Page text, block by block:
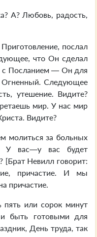
А? Любовь, радость,
послал
что Он сделал
с Посланием — Он для
Огненный. Следующее
утешение. Видите?
мир. У нас мир
Видите?
молиться за больных
У вас—у вас будет
[Брат Невилл говорит:
причастие. И мы
причастие.
пять или сорок минут
быть готовыми для
День труда, так